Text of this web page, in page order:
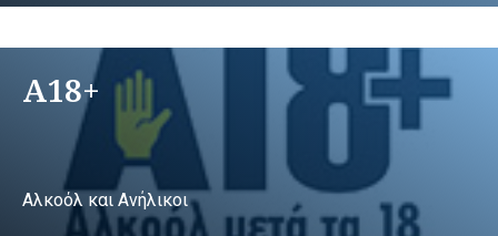
A18+
Αλκοόλ και Ανήλικοι